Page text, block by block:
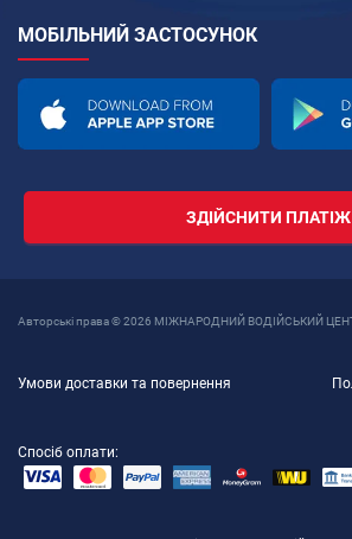
МОБІЛЬНИЙ ЗАСТОСУНОК
ЗДІЙСНИТИ ПЛАТІЖ
Авторські права © 2026 МІЖНАРОДНИЙ ВОДІЙСЬКИЙ
Умови доставки та повернення
Спосіб оплати: